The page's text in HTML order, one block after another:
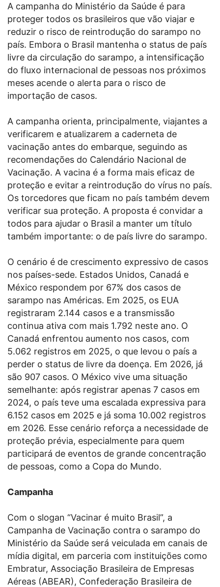
A campanha do Ministério da Saúde é para
proteger todos os brasileiros que vão viajar e
reduzir o risco de reintrodução do sarampo no
país. Embora o Brasil mantenha o status de país
livre da circulação do sarampo, a intensificação
do fluxo internacional de pessoas nos próximos
meses acende o alerta para o risco de
importação de casos.
A campanha orienta, principalmente, viajantes a
verificarem e atualizarem a caderneta de
vacinação antes do embarque, seguindo as
recomendações do Calendário Nacional de
Vacinação. A vacina é a forma mais eficaz de
proteção e evitar a reintrodução do vírus no país.
Os torcedores que ficam no país também devem
verificar sua proteção. A proposta é convidar a
todos para ajudar o Brasil a manter um título
também importante: o de país livre do sarampo.
O cenário é de crescimento expressivo de casos
nos países-sede. Estados Unidos, Canadá e
México respondem por 67% dos casos de
sarampo nas Américas. Em 2025, os EUA
registraram 2.144 casos e a transmissão
continua ativa com mais 1.792 neste ano. O
Canadá enfrentou aumento nos casos, com
5.062 registros em 2025, o que levou o país a
perder o status de livre da doença. Em 2026, já
são 907 casos. O México vive uma situação
semelhante: após registrar apenas 7 casos em
2024, o país teve uma escalada expressiva para
6.152 casos em 2025 e já soma 10.002 registros
em 2026. Esse cenário reforça a necessidade de
proteção prévia, especialmente para quem
participará de eventos de grande concentração
de pessoas, como a Copa do Mundo.
Campanha
Com o slogan “Vacinar é muito Brasil”, a
Campanha de Vacinação contra o sarampo do
Ministério da Saúde será veiculada em canais de
mídia digital, em parceria com instituições como
Embratur, Associação Brasileira de Empresas
Aéreas (ABEAR), Confederação Brasileira de